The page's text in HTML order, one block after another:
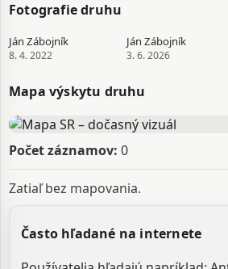
Fotografie druhu
Ján Zábojník
8. 4. 2022
Ján Zábojník
3. 6. 2026
Mapa výskytu druhu
Počet záznamov: 0
Zatiaľ bez mapovania.
Často hľadané na internete